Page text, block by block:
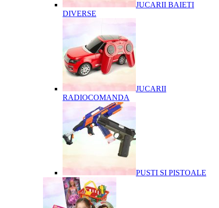
JUCARII BAIETI
DIVERSE
JUCARII
RADIOCOMANDA
PUSTI SI PISTOALE